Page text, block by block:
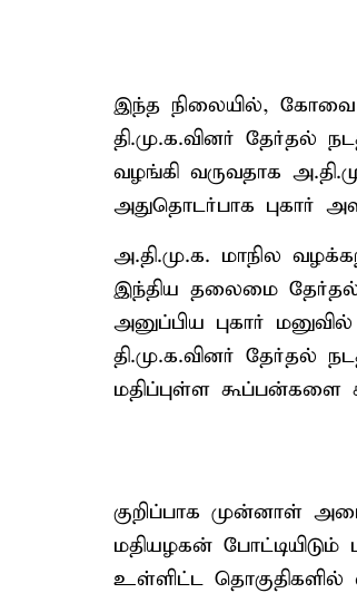
இந்த நிலையில், கோவை
தி.மு.க.வினர் தேர்தல்
வழங்கி வருவதாக
அதுதொடர்பாக புகார்
அ.தி.மு.க. மாநில
இந்திய தலைமை
அனுப்பிய புகார்
தி.மு.க.வினர் தேர்தல்
மதிப்புள்ள கூப்பன்களை
குறிப்பாக முன்னாள்
மதியழகன் போட்டியிடும்
உள்ளிட்ட தொகுதிகளில்